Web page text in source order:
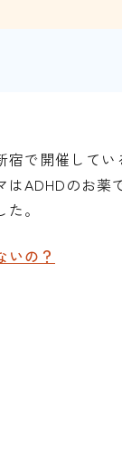
宿で開催して
ADHDのお
。
いの？